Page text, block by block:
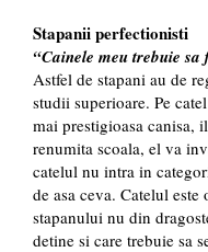
Stapanii perfectionisti
“Cainele meu trebuie
Astfel de stapani au de
studii superioare. Pe
mai prestigioasa canisa,
renumita scoala, el va
catelul nu intra in
de asa ceva. Catelul este
stapanului nu din
detine si care trebuie sa